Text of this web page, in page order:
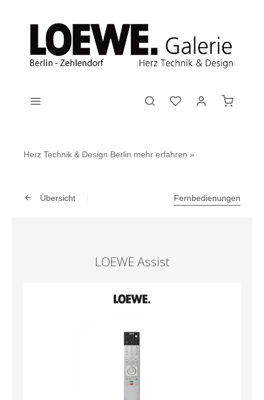
Herz Technik & Design Berlin mehr erfahren »
Übersicht Fernbedienungen
LOEWE Assist